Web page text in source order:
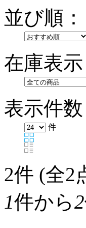
並び順：
在庫表示
表示件数
件
2件 (全2
1件から2